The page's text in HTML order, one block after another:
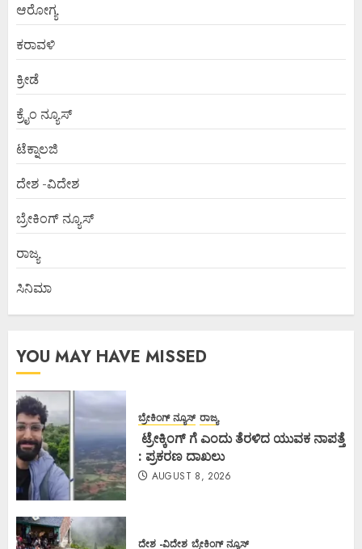
ಆರೋಗ್ಯ
ಕರಾವಳಿ
ಕ್ರೀಡೆ
ಕ್ರೈಂ ನ್ಯೂಸ್
ಟೆಕ್ನಾಲಜಿ
ದೇಶ -ವಿದೇಶ
ಬ್ರೇಕಿಂಗ್ ನ್ಯೂಸ್
ರಾಜ್ಯ
ಸಿನಿಮಾ
YOU MAY HAVE MISSED
ಬ್ರೇಕಿಂಗ್ ನ್ಯೂಸ್ ರಾಜ್ಯ
ಟ್ರೇಕ್ಕಿಂಗ್ ಗೆ ಎಂದು ತೆರಳಿದ ಯುವಕ ನಾಪತ್ತೆ
: ಪ್ರಕರಣ ದಾಖಲು
AUGUST 8, 2026
ದೇಶ -ವಿದೇಶ ಬ್ರೇಕಿಂಗ್ ನ್ಯೂಸ್